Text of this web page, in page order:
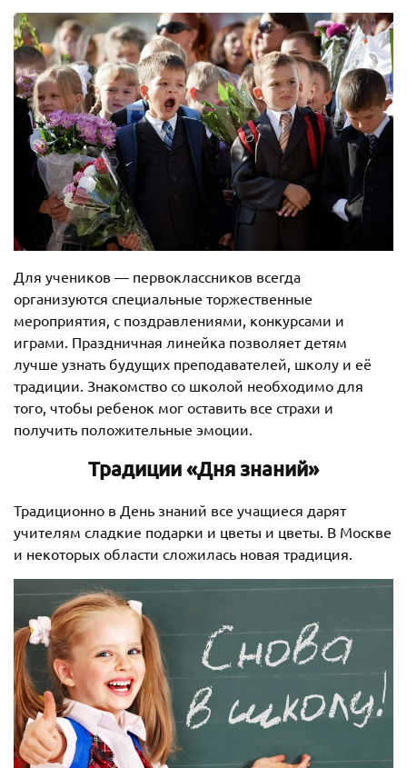
Для учеников — первоклассников всегда
организуются специальные торжественные
мероприятия, с поздравлениями, конкурсами и
играми. Праздничная линейка позволяет детям
лучше узнать будущих преподавателей, школу и её
традиции. Знакомство со школой необходимо для
того, чтобы ребенок мог оставить все страхи и
получить положительные эмоции.
Традиции «Дня знаний»
Традиционно в День знаний все учащиеся дарят
учителям сладкие подарки и цветы и цветы. В Москве
и некоторых области сложилась новая традиция.